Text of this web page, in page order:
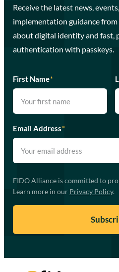
Receive the latest news,
implementation guidance
about digital identity and fast,
authentication with passkeys.
First Name*
Email Address*
FIDO Alliance is committed to
Learn more in our Privacy Policy.